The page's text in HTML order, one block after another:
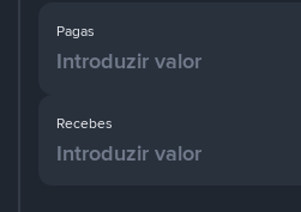
Pagas
Recebes